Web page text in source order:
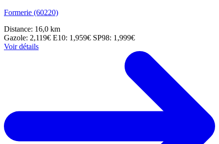
Formerie (60220)
Distance: 16,0 km
Gazole: 2,119€ E10: 1,959€ SP98: 1,999€
Voir détails